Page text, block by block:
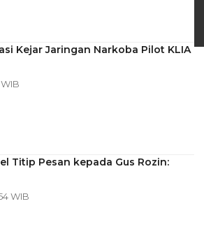
Kejar Jaringan Narkoba Pilot KLIA
Titip Pesan kepada Gus Rozin:
WIB